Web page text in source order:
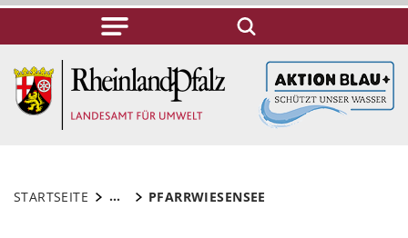
STARTSEITE ... PFARRWIESENSEE